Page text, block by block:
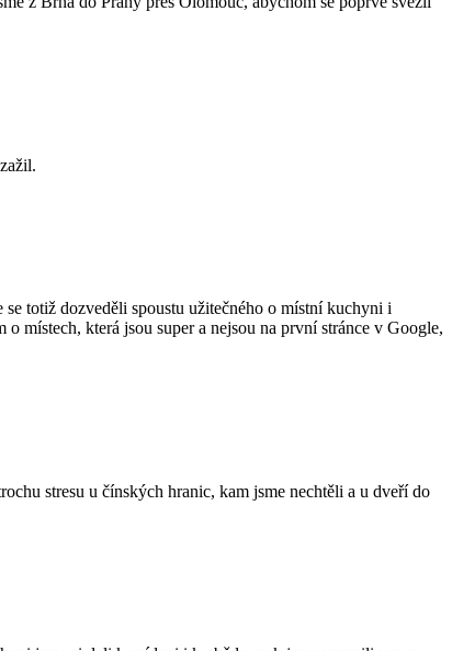
totiž dozveděli spoustu užitečného o místní kuchyni i
místech, která jsou super a nejsou na první stránce v Google,
stresu u čínských hranic, kam jsme nechtěli a u dveří do